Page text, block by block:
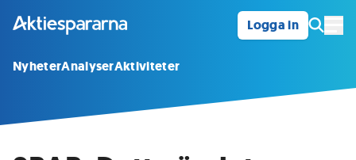
Logga in
NyheterAnalyserAktiviteter